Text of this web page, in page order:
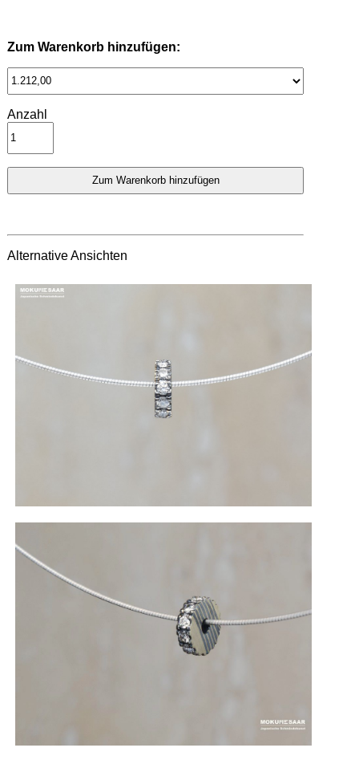
Zum Warenkorb hinzufügen:
Anzahl
Alternative Ansichten